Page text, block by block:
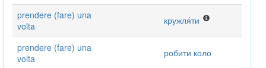
prendere (fare) una
volta
кружля́ти
prendere (fare) una
volta
робити коло